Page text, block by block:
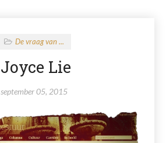
De vraag van ...
Joyce Lie
september 05, 2015